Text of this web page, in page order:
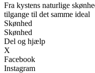
Fra kystens naturlige
tilgange til det samme ideal
Skønhed
Skønhed
Del og hjælp
X
Facebook
Instagram